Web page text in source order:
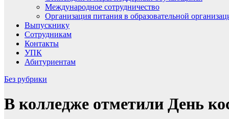
Международное сотрудничество
Организация питания в образовательной
Выпускнику
Сотрудникам
Контакты
УПК
Абитуриентам
Без рубрики
В колледже отметили День